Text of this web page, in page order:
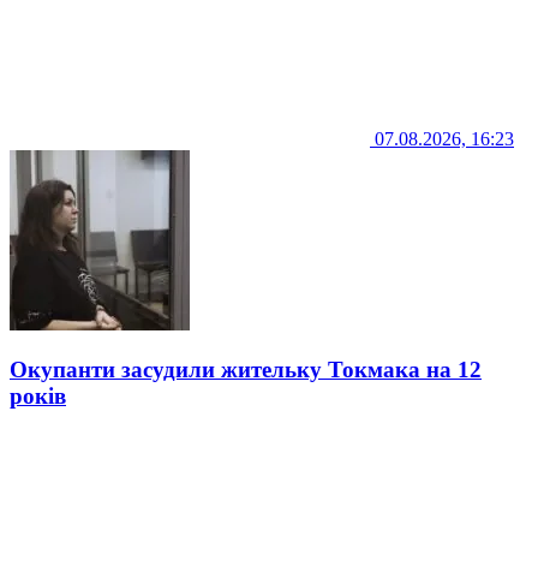
07.08.2026, 16:23
Окупанти засудили жительку Токмака на 12
років